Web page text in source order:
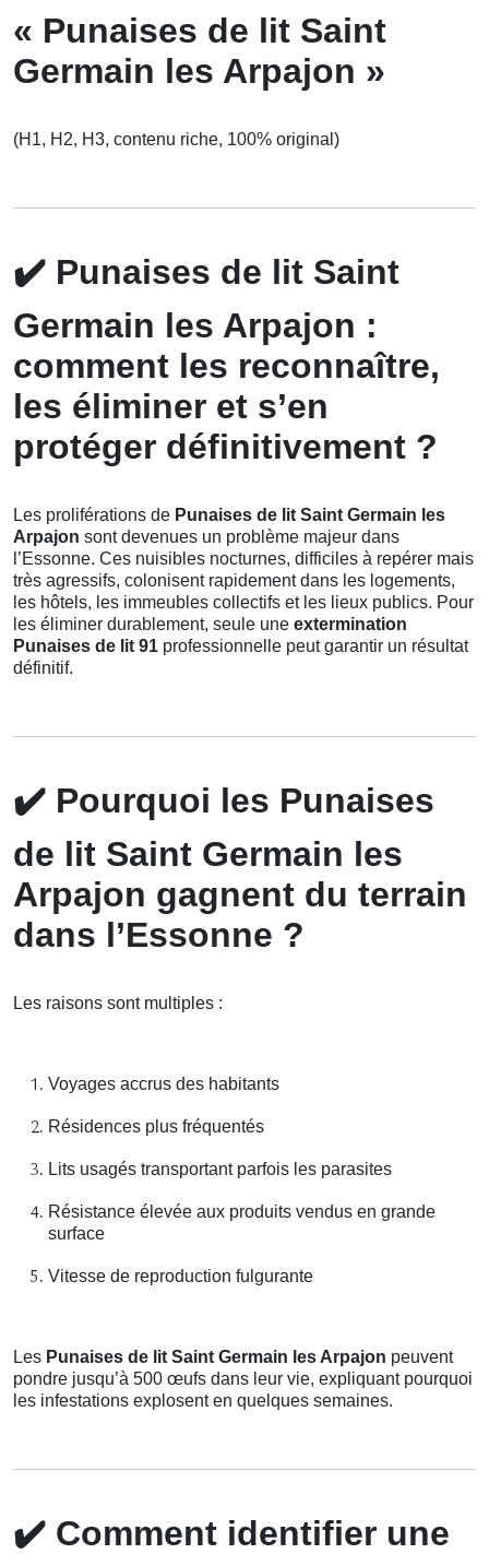
« Punaises de lit Saint
Germain les Arpajon »
(H1, H2, H3, contenu riche, 100% original)
✔️ Punaises de lit Saint
Germain les Arpajon :
comment les reconnaître,
les éliminer et s’en
protéger définitivement ?
Les proliférations de Punaises de lit Saint Germain les
Arpajon sont devenues un problème majeur dans
l’Essonne. Ces nuisibles nocturnes, difficiles à repérer mais
très agressifs, colonisent rapidement dans les logements,
les hôtels, les immeubles collectifs et les lieux publics. Pour
les éliminer durablement, seule une extermination
Punaises de lit 91 professionnelle peut garantir un résultat
définitif.
✔️ Pourquoi les Punaises
de lit Saint Germain les
Arpajon gagnent du terrain
dans l’Essonne ?
Les raisons sont multiples :
Voyages accrus des habitants
Résidences plus fréquentés
Lits usagés transportant parfois les parasites
Résistance élevée aux produits vendus en grande
surface
Vitesse de reproduction fulgurante
Les Punaises de lit Saint Germain les Arpajon peuvent
pondre jusqu’à 500 œufs dans leur vie, expliquant pourquoi
les infestations explosent en quelques semaines.
✔️ Comment identifier une